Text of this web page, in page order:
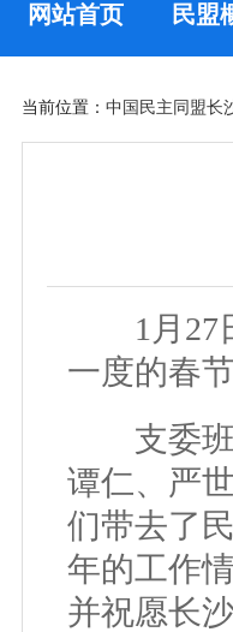
网站首页 民盟
当前位置： 中国民主同盟长
1月27日
一度的春
支委班
谭仁、严
们带去了
年的工作
并祝愿长